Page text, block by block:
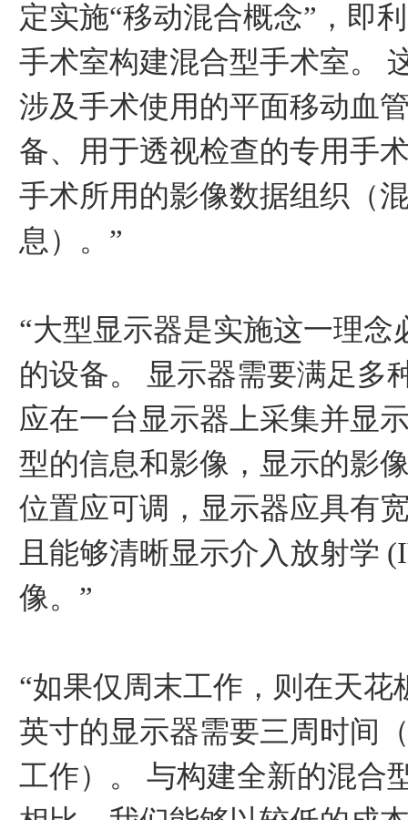
定实施“移动混合概念”，即
手术室构建混合型手术室。
涉及手术使用的平面移动血
备、用于透视检查的专用手
手术所用的影像数据组织（
息）。”
“大型显示器是实施这一理念
的设备。 显示器需要满足多
应在一台显示器上采集并显
型的信息和影像，显示的影
位置应可调，显示器应具有
且能够清晰显示介入放射学
像。”
“如果仅周末工作，则在天花
英寸的显示器需要三周时间
工作）。 与构建全新的混合